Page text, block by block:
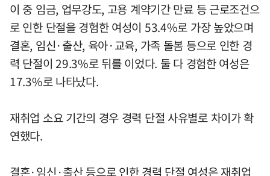
이 중 임금, 업무강도, 고용 계약기간 만료 등 근로조건으
로 인한 단절을 경험한 여성이 53.4%로 가장 높았으며
결혼, 임신·출산, 육아·교육, 가족 돌봄 등으로 인한 경
력 단절이 29.3%로 뒤를 이었다. 둘 다 경험한 여성은
17.3%로 나타났다.
재취업 소요 기간의 경우 경력 단절 사유별로 차이가 확
연했다.
결혼·임신·출산 등으로 인한 경력 단절 여성은 재취업